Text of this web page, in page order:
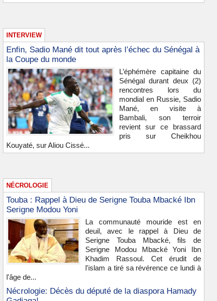
INTERVIEW
Enfin, Sadio Mané dit tout après l’échec du Sénégal à
la Coupe du monde
L’éphémère capitaine du
Sénégal durant deux (2)
rencontres lors du
mondial en Russie, Sadio
Mané, en visite à
Bambali, son terroir
revient sur ce brassard
pris sur Cheikhou
Kouyaté, sur Aliou Cissé...
NÉCROLOGIE
Touba : Rappel à Dieu de Serigne Touba Mbacké Ibn
Serigne Modou Yoni
La communauté mouride est en
deuil, avec le rappel à Dieu de
Serigne Touba Mbacké, fils de
Serigne Modou Mbacké Yoni Ibn
Khadim Rassoul. Cet érudit de
l'islam a tiré sa révérence ce lundi à
l'âge de...
Nécrologie: Décès du député de la diaspora Hamady